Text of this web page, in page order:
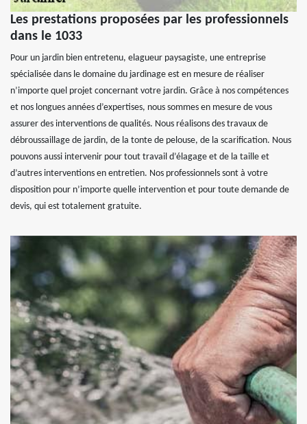
Les prestations proposées par les professionnels
dans le 1033
Pour un jardin bien entretenu, elagueur paysagiste, une entreprise
spécialisée dans le domaine du jardinage est en mesure de réaliser
n’importe quel projet concernant votre jardin. Grâce à nos compétences
et nos longues années d’expertises, nous sommes en mesure de vous
assurer des interventions de qualités. Nous réalisons des travaux de
débroussaillage de jardin, de la tonte de pelouse, de la scarification. Nous
pouvons aussi intervenir pour tout travail d’élagage et de la taille et
d’autres interventions en entretien. Nos professionnels sont à votre
disposition pour n’importe quelle intervention et pour toute demande de
devis, qui est totalement gratuite.